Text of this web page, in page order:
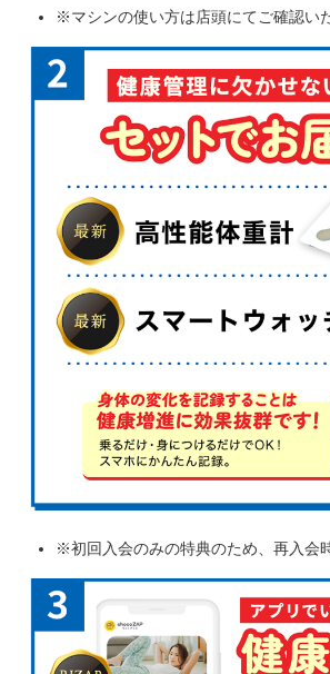
※マシンの使い方は店頭にてご確認い
※初回入会のみの特典のため、再入会